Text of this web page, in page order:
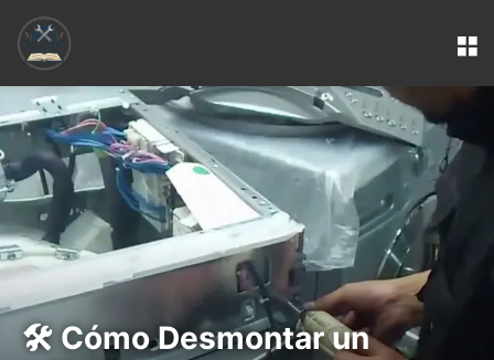
🛠️ Cómo Desmontar un